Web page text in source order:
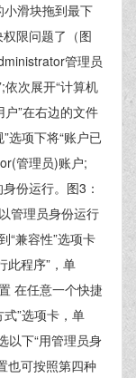
滑块拖到最下
限问题了（图
管理员
依次展开“计算机
”在右边的文件
选项下将“账户已
管理员)账户;
份运行。图3：
管理员身份运行
“兼容性”选项卡
此程序”，单
在任意一个快捷
”选项卡，单
以下“用管理员身
也可按照第四种